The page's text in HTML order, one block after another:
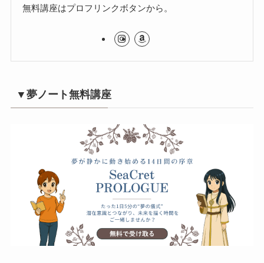
無料講座はプロフリンクボタンから。
▼夢ノート無料講座